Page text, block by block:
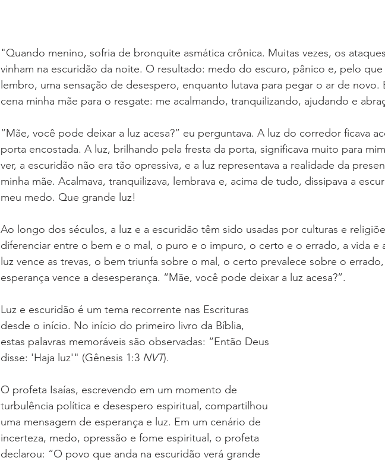
"Quando menino, sofria de bronquite asmática crônica. Muitas vezes, os
vinham na escuridão da noite. O resultado: medo do escuro, pânico e, pelo que
lembro, uma sensação de desespero, enquanto lutava para pegar o ar de novo.
cena minha mãe para o resgate: me acalmando, tranquilizando, ajudando e
“Mãe, você pode deixar a luz acesa?” eu perguntava. A luz do corredor ficava
porta encostada. A luz, brilhando pela fresta da porta, significava muito para
ver, a escuridão não era tão opressiva, e a luz representava a realidade da
minha mãe. Acalmava, tranquilizava, lembrava e, acima de tudo, dissipava a
meu medo. Que grande luz!
Ao longo dos séculos, a luz e a escuridão têm sido usadas por culturas e
diferenciar entre o bem e o mal, o puro e o impuro, o certo e o errado, a vida e
luz vence as trevas, o bem triunfa sobre o mal, o certo prevalece sobre o errado,
esperança vence a desesperança. “Mãe, você pode deixar a luz acesa?”.
Luz e escuridão é um tema recorrente nas Escrituras
desde o início. No início do primeiro livro da Bíblia,
estas palavras memoráveis são observadas: “Então Deus
disse: 'Haja luz'" (Gênesis 1:3 NVT).
O profeta Isaías, escrevendo em um momento de
turbulência política e desespero espiritual, compartilhou
uma mensagem de esperança e luz. Em um cenário de
incerteza, medo, opressão e fome espiritual, o profeta
declarou: “O povo que anda na escuridão verá grande